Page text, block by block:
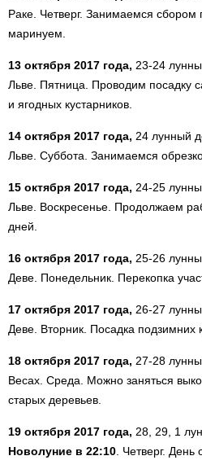
Раке. Четверг. Занимаемся
маринуем.
13 октября 2017 года, 23-24
Льве. Пятница. Проводим посадку
и ягодных кустарников.
14 октября 2017 года, 24 лунный
Льве. Суббота. Занимаемся
15 октября 2017 года, 24-25
Льве. Воскресенье. Продолжаем
дней.
16 октября 2017 года, 25-26
Деве. Понедельник. Перекопка
17 октября 2017 года, 26-27
Деве. Вторник. Посадка подзимних
18 октября 2017 года, 27-28
Весах. Среда. Можно заняться
старых деревьев.
19 октября 2017 года, 28, 29, 1
Новолуние в 22:10. Четверг. День